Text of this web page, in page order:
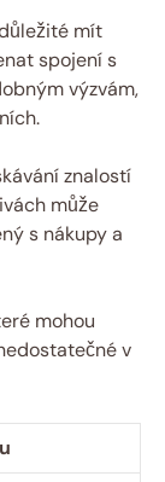
mít
spojení s
výzvám,
znalostí
může
s nákupy a
mohou
v